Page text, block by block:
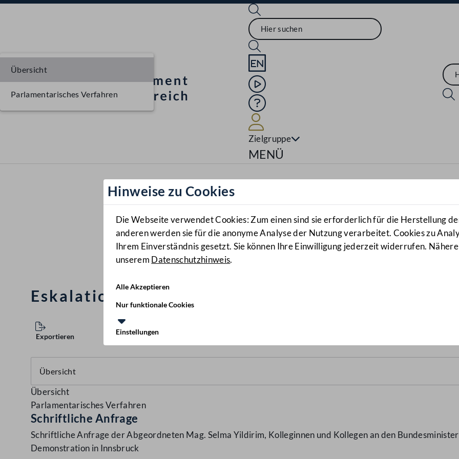
Sprache English
Mediathek
Hilfe
Zielgruppe
Navigationsmenü öffnen
MENÜ
Hinweise zu Cookies
Die Webseite verwendet Cookies: Zum einen sind sie erforderlich für die Herstellung
anderen werden sie für die anonyme Analyse der Nutzung verarbeitet. Cookies zu
Ihrem Einverständnis gesetzt. Sie können Ihre Einwilligung jederzeit widerrufen.
unserem Datenschutzhinweis.
Alle Akzeptieren
Nur funktionale Cookies
Einstellungen
Eskalation einer Demonstration in Innsbruck
Exportieren
Übersicht
Parlamentarisches Verfahren
Übersicht
Parlamentarisches Verfahren
Schriftliche Anfrage
Schriftliche Anfrage der Abgeordneten Mag. Selma Yildirim, Kolleginnen und Kollegen an den
Demonstration in Innsbruck